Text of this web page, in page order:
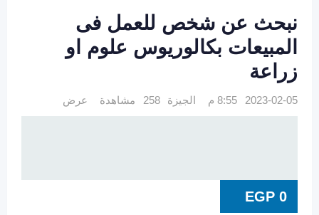
نبحث عن شخص للعمل فى
المبيعات بكالوريوس علوم او
زراعة
2023-02-05 8:55 م الجيزة 258 مشاهدة عرض
EGP 0